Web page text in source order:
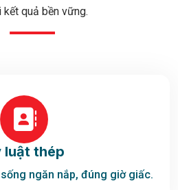
kết quả bền vững.
luật thép
ngăn nắp, đúng giờ giấc.